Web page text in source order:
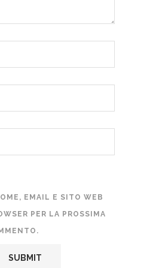
EMAIL E SITO WEB
PER LA PROSSIMA